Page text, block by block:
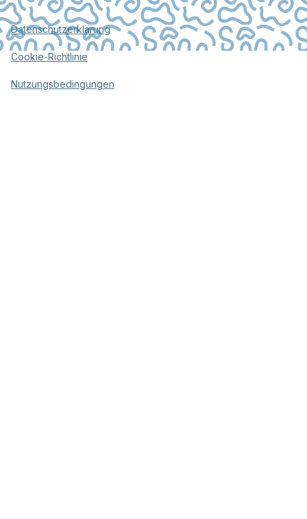
Datenschutzerklärung
Cookie-Richtlinie
Nutzungsbedingungen